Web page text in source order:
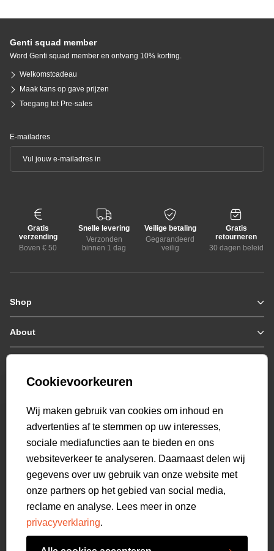
Genti squad member
Word Genti squad member en ontvang 10% korting.
Welkomstcadeau
Maak kans op gave prijzen
Toegang tot Pre-sales
E-mailadres
Gratis
verzending
Boven € 50
Snelle levering
Verzonden
binnen 1 dag
Veilige betaling
Gegarandeerd
veilig
Gratis
retourneren
30 dagen beleid
Shop
Zomerjassen
Jassen / Coats
Colberts
Hoodies
Polo's
T-shirts
Overshirts
Overhemden
Sweatpants
Broeken
Short sweatpants
Shorts
Schoenen
About
Who we are
Genti X PSV
Bestellen & Betalen
Retourneren
Veelgestelde vragen
Mijn Account
beoordelingen
Cookievoorkeuren
Wij maken gebruik van cookies om inhoud en
advertenties af te stemmen op uw interesses,
sociale mediafuncties aan te bieden en ons
websiteverkeer te analyseren. Daarnaast delen wij
gegevens over uw gebruik van onze website met
onze partners op het gebied van social media,
reclame en analyse. Lees meer in onze
privacyverklaring.